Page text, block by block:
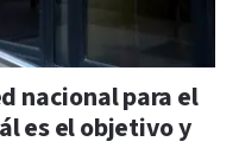
nacional para el
es el objetivo y